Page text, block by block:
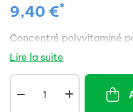
9,40 €*
Concentré polyvitaminé
Lire la suite